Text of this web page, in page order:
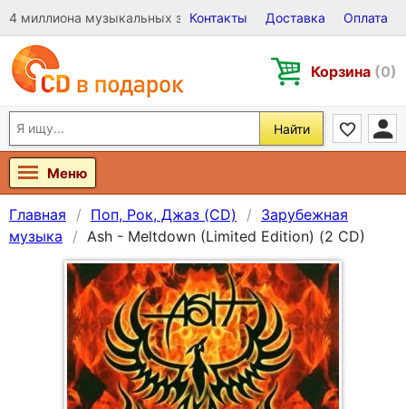
4 миллиона музыкальных записей на Виниле, CD и DVD
Контакты Доставка Оплата
Корзина (0)
Найти
Меню
Главная Поп, Рок, Джаз (CD)
Зарубежная
музыка
Ash - Meltdown (Limited Edition) (2 CD)